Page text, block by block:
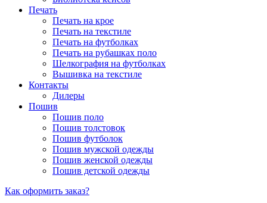
Печать
Печать на крое
Печать на текстиле
Печать на футболках
Печать на рубашках поло
Шелкография на футболках
Вышивка на текстиле
Контакты
Дилеры
Пошив
Пошив поло
Пошив толстовок
Пошив футболок
Пошив мужской одежды
Пошив женской одежды
Пошив детской одежды
Как оформить заказ?